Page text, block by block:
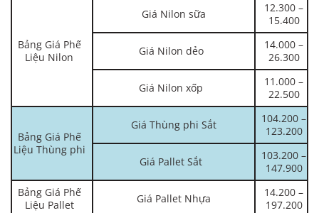
Bảng Giá Phế
Liệu Nilon
Giá Nilon sữa
12.300 –
15.400
Giá Nilon dẻo
14.000 –
26.300
Giá Nilon xốp
11.000 –
22.500
Bảng Giá Phế
Liệu Thùng phi
Giá Thùng phi Sắt
104.200 –
123.200
Giá Pallet Sắt
103.200 –
147.900
Bảng Giá Phế
Liệu Pallet
Giá Pallet Nhựa
14.200 –
197.200